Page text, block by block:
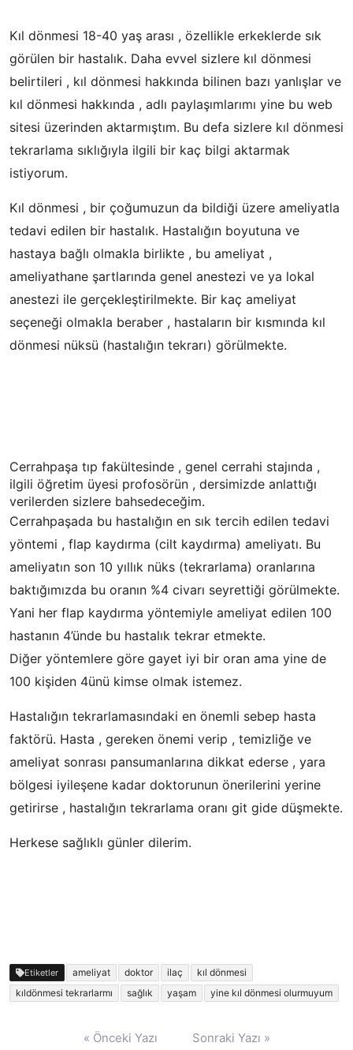
Kıl dönmesi 18-40 yaş arası , özellikle erkeklerde sık
görülen bir hastalık. Daha evvel sizlere kıl dönmesi
belirtileri , kıl dönmesi hakkında bilinen bazı yanlışlar ve
kıl dönmesi hakkında , adlı paylaşımlarımı yine bu web
sitesi üzerinden aktarmıştım. Bu defa sizlere kıl dönmesi
tekrarlama sıklığıyla ilgili bir kaç bilgi aktarmak
istiyorum.
Kıl dönmesi , bir çoğumuzun da bildiği üzere ameliyatla
tedavi edilen bir hastalık. Hastalığın boyutuna ve
hastaya bağlı olmakla birlikte , bu ameliyat ,
ameliyathane şartlarında genel anestezi ve ya lokal
anestezi ile gerçekleştirilmekte. Bir kaç ameliyat
seçeneği olmakla beraber , hastaların bir kısmında kıl
dönmesi nüksü (hastalığın tekrarı) görülmekte.
Cerrahpaşa tıp fakültesinde , genel cerrahi stajında ,
ilgili öğretim üyesi profosörün , dersimizde anlattığı
verilerden sizlere bahsedeceğim.
Cerrahpaşada bu hastalığın en sık tercih edilen tedavi
yöntemi , flap kaydırma (cilt kaydırma) ameliyatı. Bu
ameliyatın son 10 yıllık nüks (tekrarlama) oranlarına
baktığımızda bu oranın %4 civarı seyrettiği görülmekte.
Yani her flap kaydırma yöntemiyle ameliyat edilen 100
hastanın 4’ünde bu hastalık tekrar etmekte.
Diğer yöntemlere göre gayet iyi bir oran ama yine de
100 kişiden 4ünü kimse olmak istemez.
Hastalığın tekrarlamasındaki en önemli sebep hasta
faktörü. Hasta , gereken önemi verip , temizliğe ve
ameliyat sonrası pansumanlarına dikkat ederse , yara
bölgesi iyileşene kadar doktorunun önerilerini yerine
getirirse , hastalığın tekrarlama oranı git gide düşmekte.
Herkese sağlıklı günler dilerim.
Etiketler ameliyat doktor ilaç
kıl dönmesi
kıldönmesi tekrarlarmı
sağlık yaşam yine kıl dönmesi olurmuyum
« Önceki Yazı Sonraki Yazı »